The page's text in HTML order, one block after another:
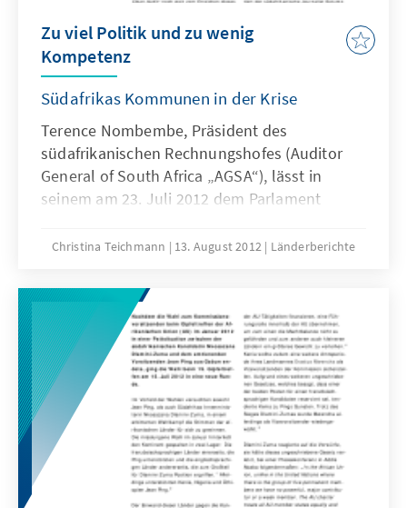
Zu viel Politik und zu wenig
Kompetenz
Südafrikas Kommunen in der Krise
Terence Nombembe, Präsident des
südafrikanischen Rechnungshofes (Auditor
General of South Africa „AGSA“), lässt in
seinem am 23. Juli 2012 dem Parlament
Finanzwirtschaft für das Haushaltsjahr
Südafrikas Kommunen in einer schweren
Krise befinden. Die Ergebnisse des Berichts
sind vernichtend und fordern nicht nur
Kommunen, sondern auch Provinzen und die
Nationalregierung zum Handeln auf.
Christina Teichmann 13. August 2012 Länderberichte